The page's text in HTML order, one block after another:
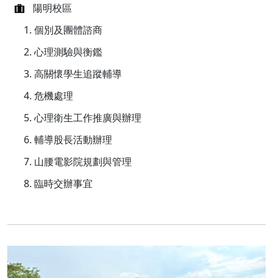
陽明校區
個別及團體諮商
心理測驗與衡鑑
高關懷學生追蹤輔導
危機處理
心理衛生工作推廣與辦理
輔導股長活動辦理
山腰電影院規劃與管理
臨時交辦事宜